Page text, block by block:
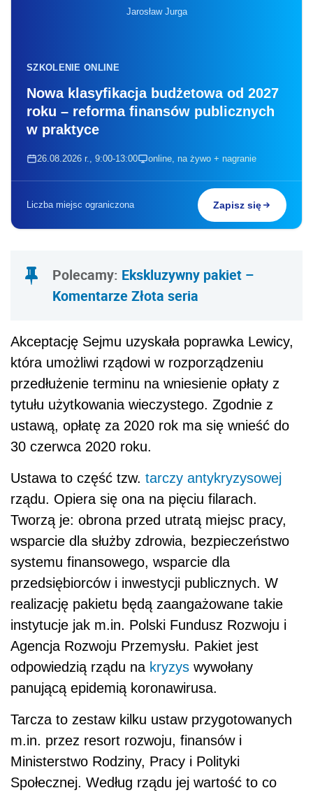
Jarosław Jurga
SZKOLENIE ONLINE
Nowa klasyfikacja budżetowa od 2027
roku – reforma finansów publicznych
w praktyce
26.08.2026 r., 9:00-13:00 online, na żywo + nagranie
Liczba miejsc ograniczona Zapisz się
Polecamy: Ekskluzywny pakiet –
Komentarze Złota seria
Akceptację Sejmu uzyskała poprawka Lewicy,
która umożliwi rządowi w rozporządzeniu
przedłużenie terminu na wniesienie opłaty z
tytułu użytkowania wieczystego. Zgodnie z
ustawą, opłatę za 2020 rok ma się wnieść do
30 czerwca 2020 roku.
Ustawa to część tzw. tarczy antykryzysowej
rządu. Opiera się ona na pięciu filarach.
Tworzą je: obrona przed utratą miejsc pracy,
wsparcie dla służby zdrowia, bezpieczeństwo
systemu finansowego, wsparcie dla
przedsiębiorców i inwestycji publicznych. W
realizację pakietu będą zaangażowane takie
instytucje jak m.in. Polski Fundusz Rozwoju i
Agencja Rozwoju Przemysłu. Pakiet jest
odpowiedzią rządu na kryzys wywołany
panującą epidemią koronawirusa.
Tarcza to zestaw kilku ustaw przygotowanych
m.in. przez resort rozwoju, finansów i
Ministerstwo Rodziny, Pracy i Polityki
Społecznej. Według rządu jej wartość to co